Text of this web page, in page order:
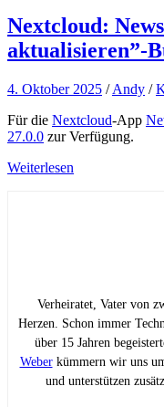
Nextcloud:
aktualisieren”-
4. Oktober 2025 /Andy /
Für die Nextcloud-App
27.0.0 zur Verfügung.
Weiterlesen
Verheiratet, Vater von
Herzen. Schon immer
über 15 Jahren
Weberkümmern wir uns
und unterstützen